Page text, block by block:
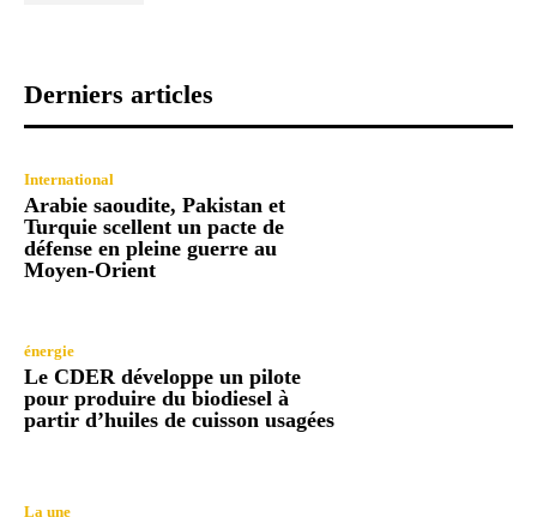
Derniers articles
International
Arabie saoudite, Pakistan et
Turquie scellent un pacte de
défense en pleine guerre au
Moyen-Orient
énergie
Le CDER développe un pilote
pour produire du biodiesel à
partir d’huiles de cuisson usagées
La une